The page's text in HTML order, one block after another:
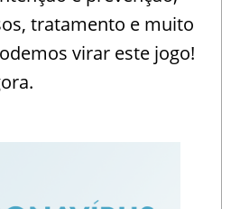
tratamento e muito
virar este jogo!